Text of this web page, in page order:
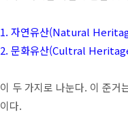
1. 자연유산(Natural
2. 문화유산(Cultral
이 두 가지로 나눈다. 이 준
이다.